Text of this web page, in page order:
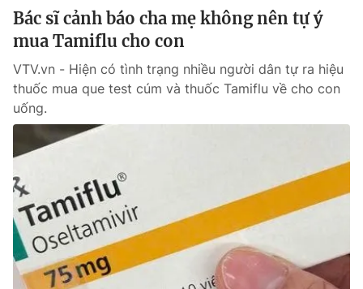
Góc doanh nghiệp
Truyền hình
Hậu trường
Nhân vật
Khán giả
Giải sao mai
Giải trí
Điện ảnh
Âm nhạc
Đời sống
Du lịch
Làm đẹp
Chất lượng cuộc sống
Giáo dục
Tuyển sinh
Học trực tuyến
Công nghệ
Hitech Công nghệ tương lai
Sản phẩm
Giao lưu trực tuyến
Bác sĩ cảnh báo cha mẹ không nên tự ý
mua Tamiflu cho con
VTV.vn - Hiện có tình trạng nhiều người dân tự ra hiệu
thuốc mua que test cúm và thuốc Tamiflu về cho con
uống.